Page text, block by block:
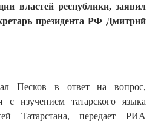
властей республики, заявил
президента РФ Дмитрий
Песков в ответ на вопрос,
с изучением татарского языка
Татарстана, передает РИА